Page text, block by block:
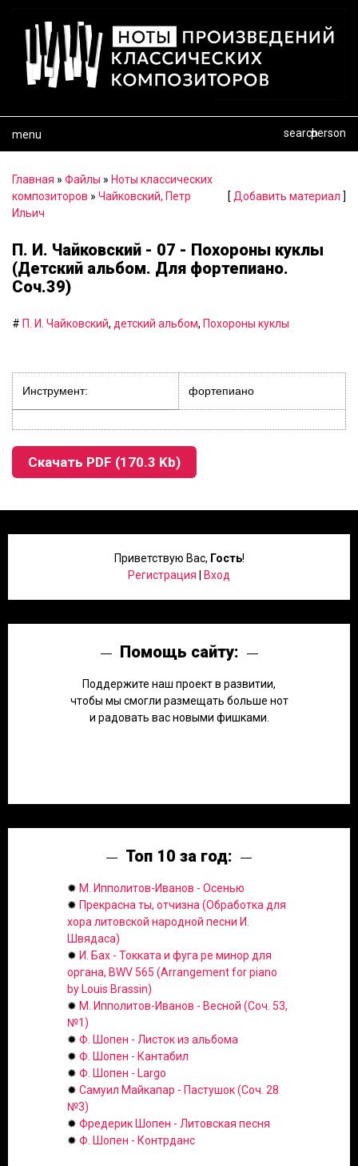
menu person
search
Главная » Файлы » Ноты классических
композиторов » Чайковский, Петр
Ильич
[ Добавить материал ]
П. И. Чайковский - 07 - Похороны куклы
(Детский альбом. Для фортепиано.
Соч.39)
# П. И. Чайковский, детский альбом, Похороны куклы
Инструмент: фортепиано
Скачать PDF (170.3 Kb)
Приветствую Вас, Гость!
Регистрация
Вход
Помощь сайту:
Поддержите наш проект в развитии,
чтобы мы смогли размещать больше нот
и радовать вас новыми фишками.
Топ 10 за год:
✹ М. Ипполитов-Иванов - Осенью
✹ Прекрасна ты, отчизна (Обработка для
хора литовской народной песни И.
Швядаса)
✹ И. Бах - Токката и фуга ре минор для
органа, BWV 565 (Arrangement for piano
by Louis Brassin)
✹ М. Ипполитов-Иванов - Весной (Соч. 53,
№1)
✹ Ф. Шопен - Листок из альбома
✹ Ф. Шопен - Кантабил
✹ Ф. Шопен - Largo
✹ Самуил Майкапар - Пастушок (Соч. 28
№3)
✹ Фредерик Шопен - Литовская песня
✹ Ф. Шопен - Контрданс